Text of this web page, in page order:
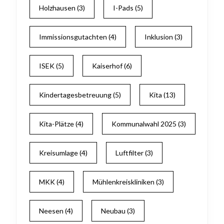
Holzhausen (3) I-Pads (5)
Immissionsgutachten (4) Inklusion (3)
ISEK(5) Kaiserhof(6)
Kindertagesbetreuung(5) Kita (13)
Kita-Plätze(4) Kommunalwahl 2025 (3)
Kreisumlage(4) Luftfilter(3)
MKK(4) Mühlenkreiskliniken (3)
Neesen (4) Neubau (3)